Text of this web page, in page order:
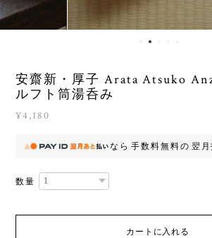
安齋新・厚子 Arata Atsuko
ルフト筒湯呑み
¥4,180
なら 手数料無料の 翌
数量
カートに入れる